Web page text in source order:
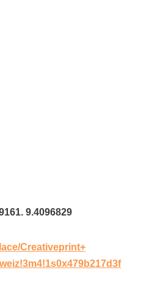
9.4096829
Creativeprint+